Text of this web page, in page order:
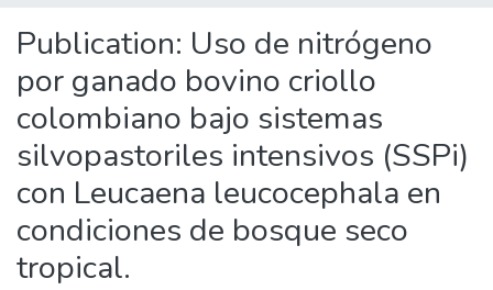
Publication: Uso de nitrógeno
por ganado bovino criollo
colombiano bajo sistemas
silvopastoriles intensivos (SSPi)
con Leucaena leucocephala en
condiciones de bosque seco
tropical.